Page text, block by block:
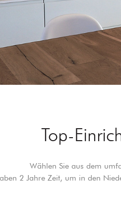
Top-
Wählen Sie aus dem
2 Jahre Zeit, um in den